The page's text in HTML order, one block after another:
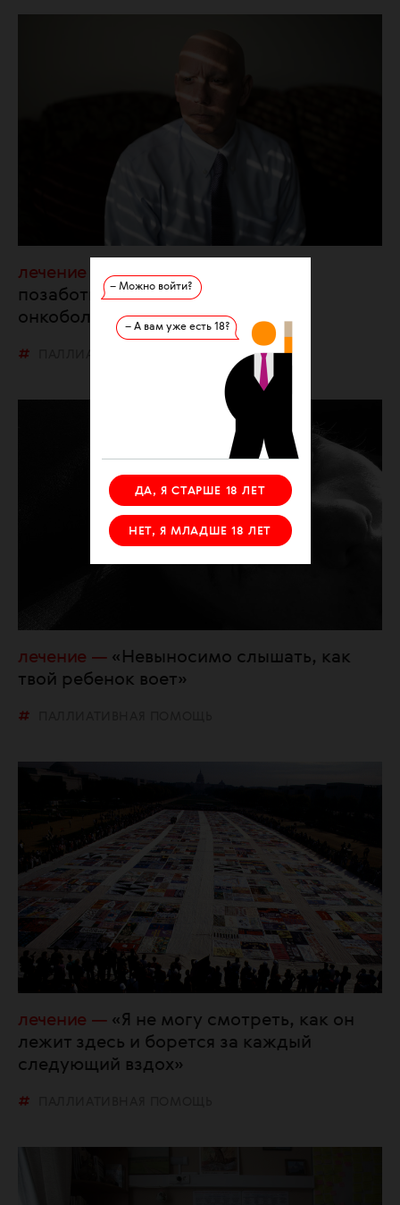
– Можно войти?
– А вам уже есть 18?
ДА, Я СТАРШЕ 18 ЛЕТ
НЕТ, Я МЛАДШЕ 18 ЛЕТ
лечение
Рядом с раком: кто
позаботится о родственниках
онкобольных?
лечение
«Невыносимо слышать, как
твой ребенок воет»
лечение
«Я не могу смотреть, как он
лежит здесь и борется за каждый
следующий вздох»